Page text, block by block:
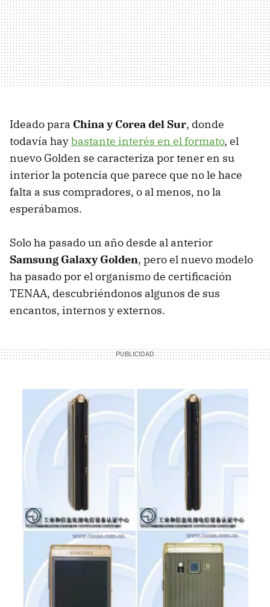
Ideado para China y Corea del Sur, donde
todavía haybastante interés en el formato, el
nuevo Golden se caracteriza por tener en su
interior la potencia que parece que no le hace
falta a sus compradores, o al menos, no la
esperábamos.
Solo ha pasado un año desde al anterior
Samsung Galaxy Golden, pero el nuevo modelo
ha pasado por el organismo de certificación
TENAA, descubriéndonos algunos de sus
encantos, internos y externos.